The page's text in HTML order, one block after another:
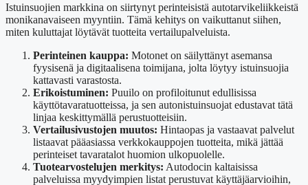
Istuinsuojien markkina on siirtynyt perinteisistä autotarvikeliikkeistä
monikanavaiseen myyntiin. Tämä kehitys on vaikuttanut siihen,
miten kuluttajat löytävät tuotteita vertailupalveluista.
Perinteinen kauppa: Motonet on säilyttänyt asemansa
fyysisenä ja digitaalisena toimijana, jolta löytyy istuinsuojia
kattavasti varastosta.
Erikoistuminen: Puuilo on profiloitunut edullisissa
käyttötavaratuotteissa, ja sen autonistuinsuojat edustavat tätä
linjaa keskittymällä perustuotteisiin.
Vertailusivustojen muutos: Hintaopas ja vastaavat palvelut
listaavat pääasiassa verkkokauppojen tuotteita, mikä jättää
perinteiset tavaratalot huomion ulkopuolelle.
Tuotearvostelujen merkitys: Autodocin kaltaisissa
palveluissa myydyimpien listat perustuvat käyttäjäarvioihin,